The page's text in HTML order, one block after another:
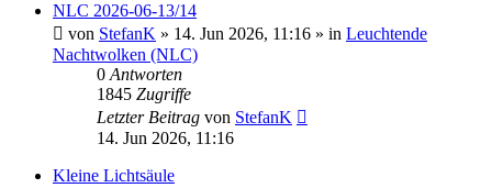
NLC 2026-06-13/14
von StefanK » 14. Jun 2026, 11:16 » in Leuchtende
Nachtwolken (NLC)
0 Antworten
1845 Zugriffe
Letzter Beitrag von StefanK
14. Jun 2026, 11:16
Kleine Lichtsäule